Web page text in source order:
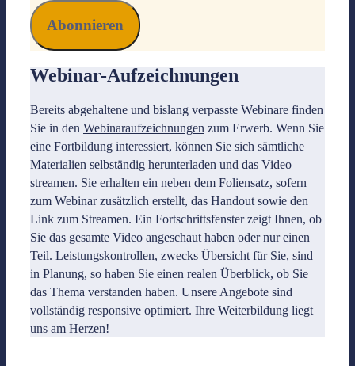
Webinar-Aufzeichnungen
Bereits abgehaltene und bislang verpasste Webinare finden
Sie in den Webinaraufzeichnungen zum Erwerb. Wenn Sie
eine Fortbildung interessiert, können Sie sich sämtliche
Materialien selbständig herunterladen und das Video
streamen. Sie erhalten ein neben dem Foliensatz, sofern
zum Webinar zusätzlich erstellt, das Handout sowie den
Link zum Streamen. Ein Fortschrittsfenster zeigt Ihnen, ob
Sie das gesamte Video angeschaut haben oder nur einen
Teil. Leistungskontrollen, zwecks Übersicht für Sie, sind
in Planung, so haben Sie einen realen Überblick, ob Sie
das Thema verstanden haben. Unsere Angebote sind
vollständig responsive optimiert. Ihre Weiterbildung liegt
uns am Herzen!